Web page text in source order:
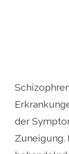
der
Zuneigung.